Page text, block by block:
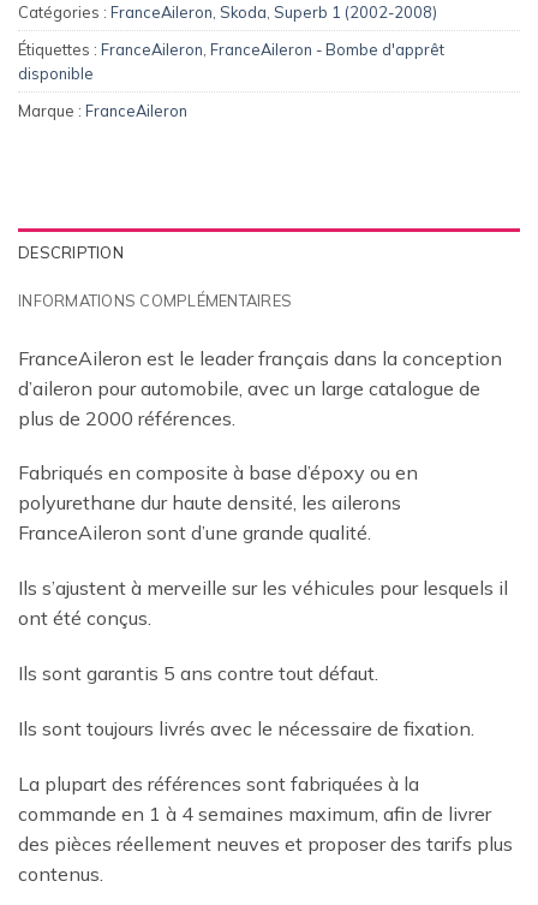
Catégories : FranceAileron Skoda Superb 1 (2002-2008)
Étiquettes : FranceAileron FranceAileron - Bombe d'apprêt
disponible
Marque : FranceAileron
DESCRIPTION
INFORMATIONS COMPLÉMENTAIRES
FranceAileron est le leader français dans la conception
d’aileron pour automobile, avec un large catalogue de
plus de 2000 références.
Fabriqués en composite à base d’époxy ou en
polyurethane dur haute densité, les ailerons
FranceAileron sont d’une grande qualité.
Ils s’ajustent à merveille sur les véhicules pour lesquels il
ont été conçus.
Ils sont garantis 5 ans contre tout défaut.
Ils sont toujours livrés avec le nécessaire de fixation.
La plupart des références sont fabriquées à la
commande en 1 à 4 semaines maximum, afin de livrer
des pièces réellement neuves et proposer des tarifs plus
contenus.